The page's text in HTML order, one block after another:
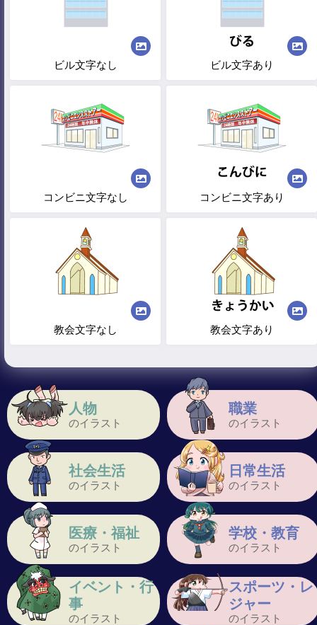
人物
のイラスト
職業
のイラスト
社会生活
のイラスト
日常生活
のイラスト
医療・福祉
のイラスト
学校・教育
のイラスト
イベント・行
事
のイラスト
スポーツ・レ
ジャー
のイラスト
ビル文字なし ビル文字あり
コンビニ文字なし コンビニ文字あり
教会文字なし 教会文字あり